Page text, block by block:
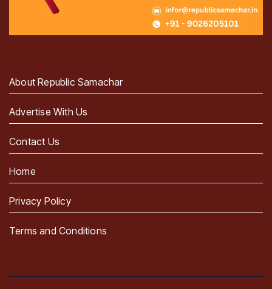
About Republic Samachar
Advertise With Us
Contact Us
Home
Privacy Policy
Terms and Conditions